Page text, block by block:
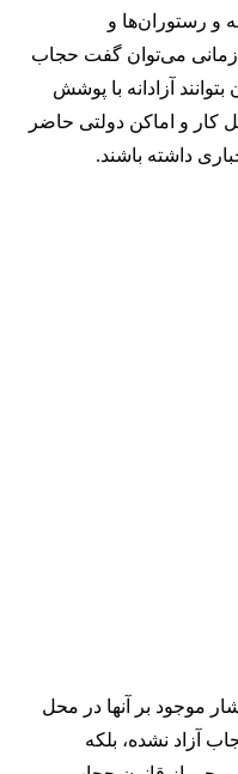
و رستوران‌ها و
زمانی می‌توان گفت حجاب
آزادانه با پوشش
کار و اماکن دولتی حاضر
داشته باشند.
موجود بر آنها در محل
آزاد نشده، بلکه